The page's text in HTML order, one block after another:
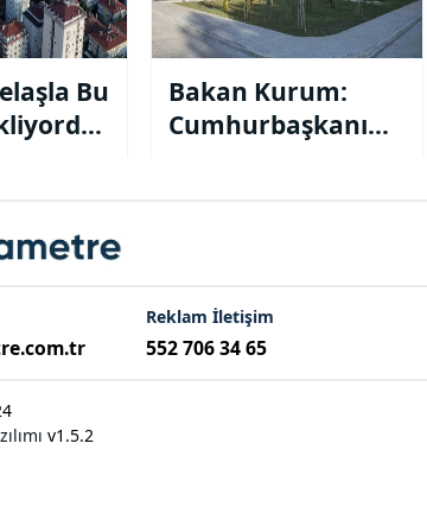
Bu
Bakan Kurum:
Cumhurbaşkanımızın
Reklam İletişim
552 706 34 65
v1.5.2